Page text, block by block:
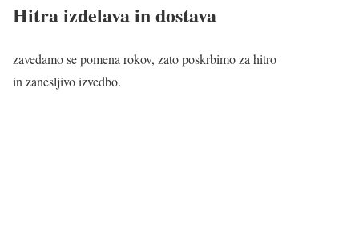
Hitra izdelava in dostava
zavedamo se pomena rokov, zato poskrbimo za hitro
in zanesljivo izvedbo.